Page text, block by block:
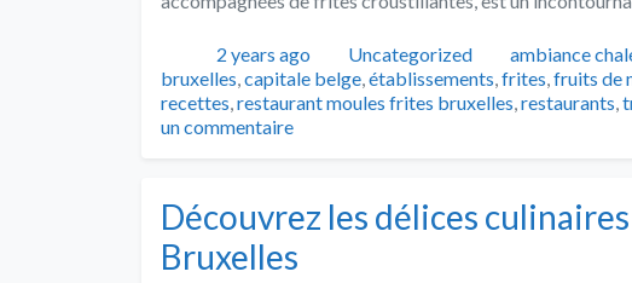
Publié2 years ago Catégories
Uncategorized Tags
ambiance
bruxelles,capitale belge,établissements,frites,fruits de
recettes,restaurant moules frites bruxelles,restaurants,
un commentaire
Découvrez les délices
Bruxelles